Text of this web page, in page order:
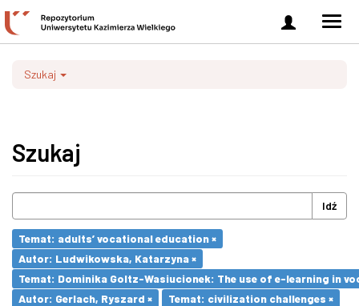
Zaloguj
się
Szukaj
Szukaj
Idź
Temat: adults’ vocational education ×
Autor: Ludwikowska, Katarzyna ×
Temat: Dominika Goltz-Wasiucionek: The use of e-learning in
Autor: Gerlach, Ryszard ×
Temat: civilization challenges ×